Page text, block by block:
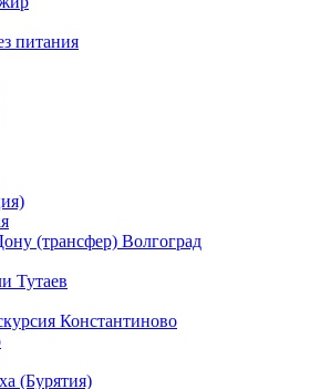
питания
(трансфер) Волгоград
Тутаев
Константиново
(Бурятия)